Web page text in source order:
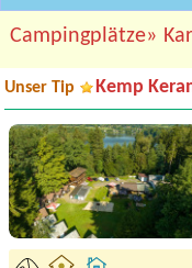
Campingplätze»
Unser Tip Kemp